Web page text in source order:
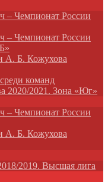
– Чемпионат России
– Чемпионат России
А. Б. Кожухова
команд
2020/2021. Зона «Юг»
– Чемпионат России
А. Б. Кожухова
2019. Высшая лига